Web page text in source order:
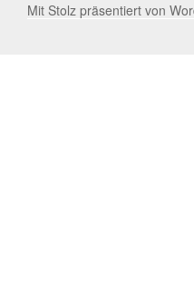
Mit Stolz präsentiert von